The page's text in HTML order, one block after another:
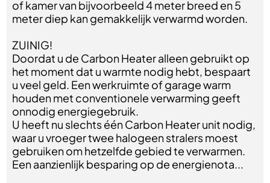
of kamer van bijvoorbeeld 4 meter breed en 5
meter diep kan gemakkelijk verwarmd worden.
ZUINIG!
Doordat u de Carbon Heater alleen gebruikt op
het moment dat u warmte nodig hebt, bespaart
u veel geld. Een werkruimte of garage warm
houden met conventionele verwarming geeft
onnodig energiegebruik.
U heeft nu slechts één Carbon Heater unit nodig,
waar u vroeger twee halogeen stralers moest
gebruiken om hetzelfde gebied te verwarmen.
Een aanzienlijk besparing op de energienota...